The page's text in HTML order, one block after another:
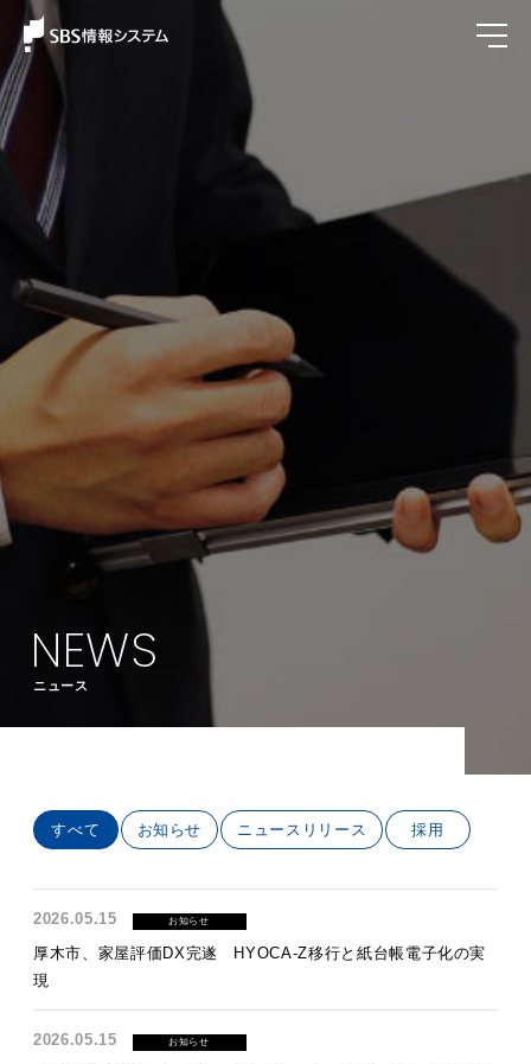
NEWS
ニュース
すべて お知らせ ニュースリリース 採用
2026.05.15 お知らせ
厚木市、家屋評価DX完遂 HYOCA-Z移行と紙台帳電子化の実
現
2026.05.15 お知らせ